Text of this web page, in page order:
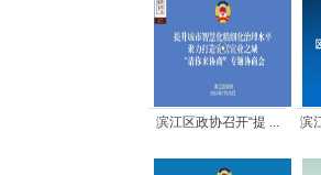
滨江区政协召开“提 ... 滨